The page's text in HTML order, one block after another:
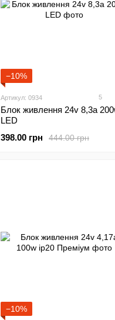
−10%
Артикул: 0934 5
Блок живлення 24v 8,3а
LED
444.00 грн
398.00 грн
−10%